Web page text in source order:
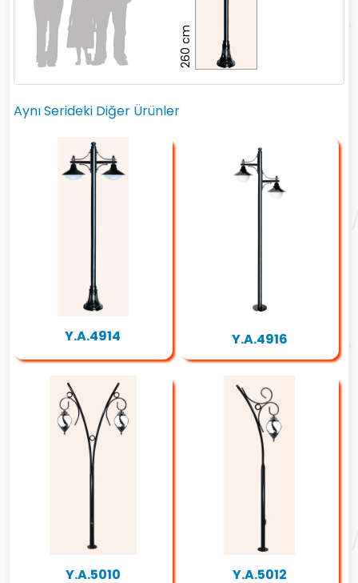
260 cm
Aynı Serideki Diğer Ürünler
Y.A.4914 Y.A.4916
Y.A.5010 Y.A.5012